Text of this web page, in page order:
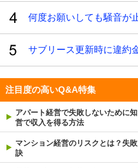
何度お願いしても騒音が
サブリース更新時に違約
注目度の高いQ&A特集
アパート経営で失敗しないために
営で収入を得る方法
マンション経営のリスクとは？失
訣